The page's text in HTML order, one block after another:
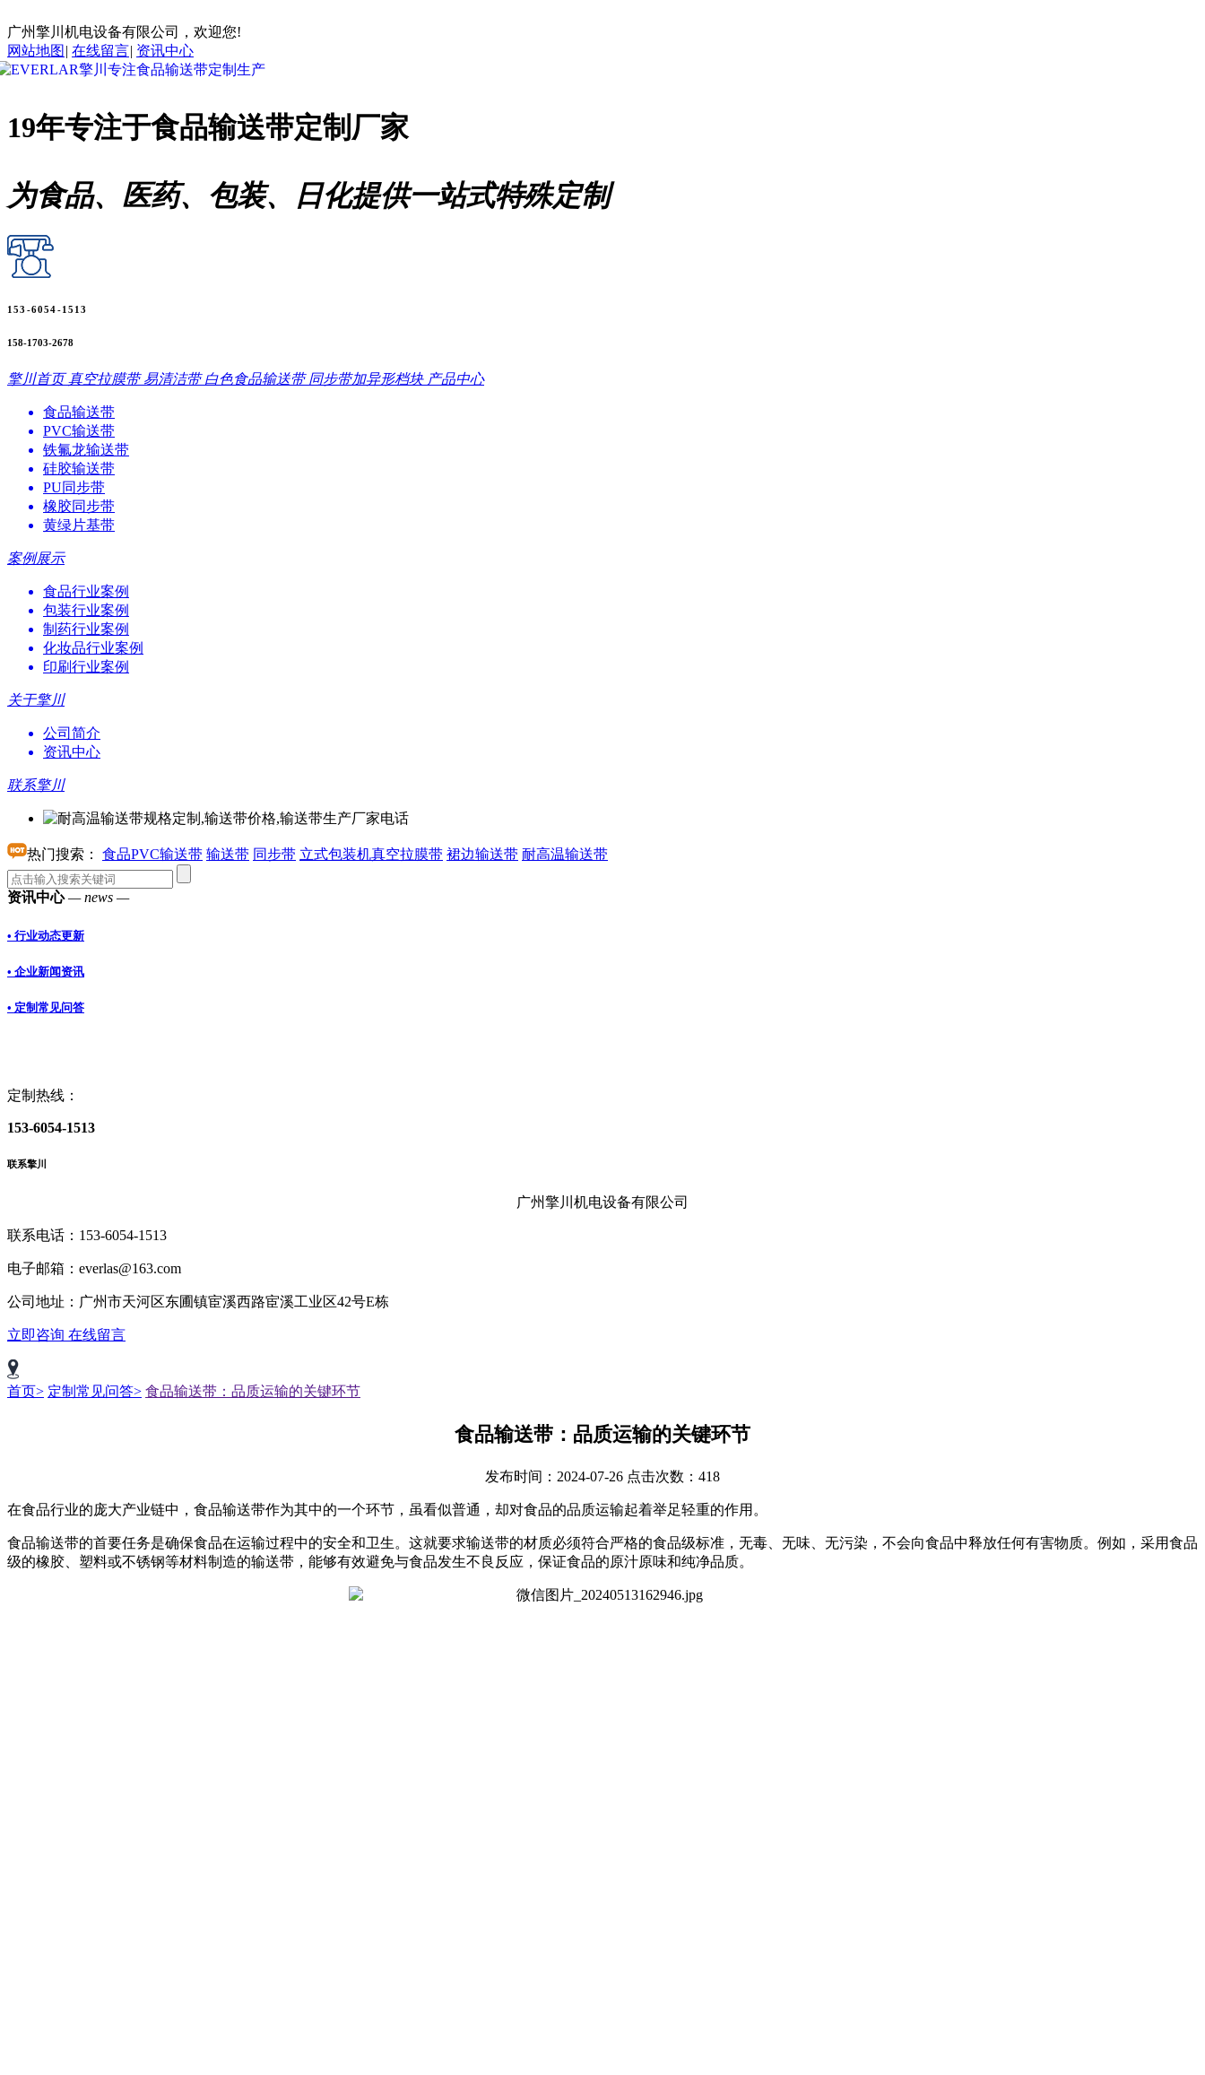
广州擎川机电设备有限公司，欢迎您!
网站地图 | 在线留言| 资讯中心
19年专注于食品输送带定制厂家
为食品、医药、包装、日化提供一站式特殊定制
153-6054-1513
158-1703-2678
擎川首页 真空拉膜带 易清洁带 白色食品输送带 同步带加异形档块 产品中心
食品输送带
PVC输送带
铁氟龙输送带
硅胶输送带
PU同步带
橡胶同步带
黄绿片基带
案例展示
食品行业案例
包装行业案例
制药行业案例
化妆品行业案例
印刷行业案例
关于擎川
公司简介
资讯中心
联系擎川
热门搜索： 食品PVC输送带 输送带 同步带 立式包装机真空拉膜带 裙边输送带 耐高温输送带
资讯中心— news —
• 行业动态更新
• 企业新闻资讯
• 定制常见问答
定制热线：
153-6054-1513
联系擎川
广州擎川机电设备有限公司
联系电话：153-6054-1513
电子邮箱：everlas@163.com
公司地址：广州市天河区东圃镇宦溪西路宦溪工业区42号E栋
立即咨询 在线留言
首页> 定制常见问答> 食品输送带：品质运输的关键环节
食品输送带：品质运输的关键环节
发布时间：2024-07-26 点击次数：418
在食品行业的庞大产业链中，食品输送带作为其中的一个环节，虽看似普通，却对食品的品质运输起着举足轻重的作用。
食品输送带的首要任务是确保食品在运输过程中的安全和卫生。这就要求输送带的材质必须符合严格的食品级标准，无毒、无味、无污染，不会向食品中释放任何有害物质。例如，采用食品
级的橡胶、塑料或不锈钢等材料制造的输送带，能够有效避免与食品发生不良反应，保证食品的原汁原味和纯净品质。